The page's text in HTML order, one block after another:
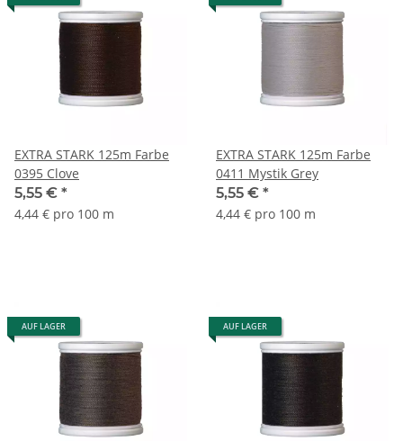
EXTRA STARK 125m Farbe
0395 Clove
5,55 € *
4,44 € pro 100 m
EXTRA STARK 125m Farbe
0411 Mystik Grey
5,55 € *
4,44 € pro 100 m
AUF LAGER AUF LAGER